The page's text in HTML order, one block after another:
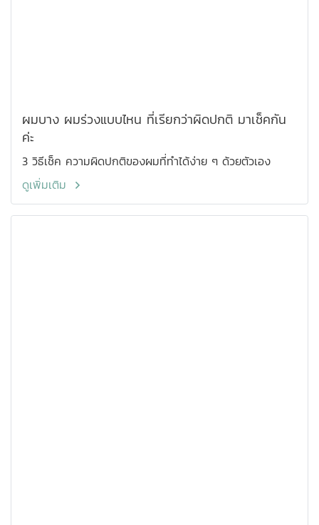
ผมบาง ผมร่วงแบบไหน ที่เรียกว่าผิดปกติ มาเช็คกัน
ค่ะ
3 วิธีเช็ค ความผิดปกติของผมที่ทำได้ง่าย ๆ ด้วยตัวเอง
ดูเพิ่มเติม